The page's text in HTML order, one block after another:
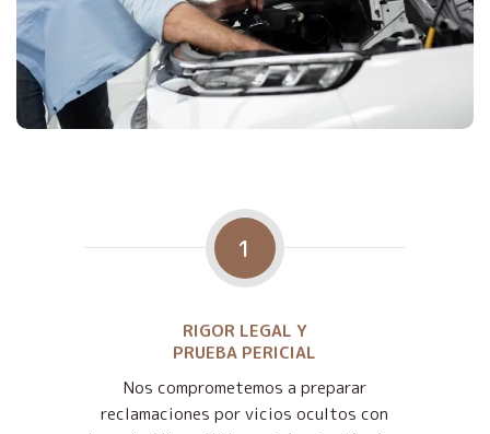
1
RIGOR LEGAL Y
PRUEBA PERICIAL
Nos comprometemos a preparar
reclamaciones por vicios ocultos con